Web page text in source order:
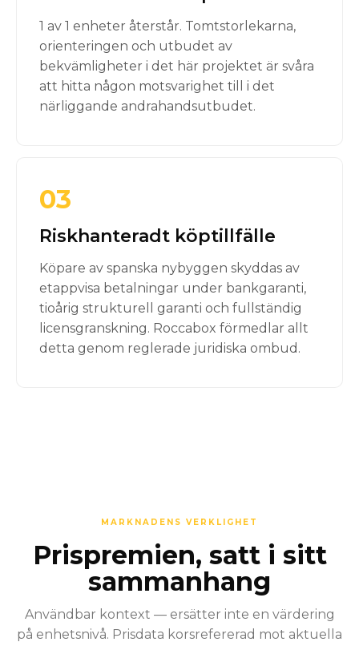
1 av 1 enheter återstår. Tomtstorlekarna,
orienteringen och utbudet av
bekvämligheter i det här projektet är svåra
att hitta någon motsvarighet till i det
närliggande andrahandsutbudet.
03
Riskhanteradt köptillfälle
Köpare av spanska nybyggen skyddas av
etappvisa betalningar under bankgaranti,
tioårig strukturell garanti och fullständig
licensgranskning. Roccabox förmedlar allt
detta genom reglerade juridiska ombud.
MARKNADENS VERKLIGHET
Prispremien, satt i sitt
sammanhang
Användbar kontext — ersätter inte en värdering
på enhetsnivå. Prisdata korsrefererad mot aktuella